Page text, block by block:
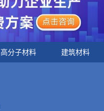
高分子材料
建筑材料